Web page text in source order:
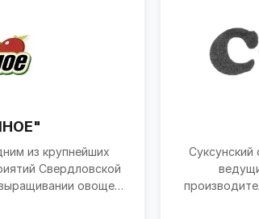
из крупнейших
Свердловской
овощей
Суксунский